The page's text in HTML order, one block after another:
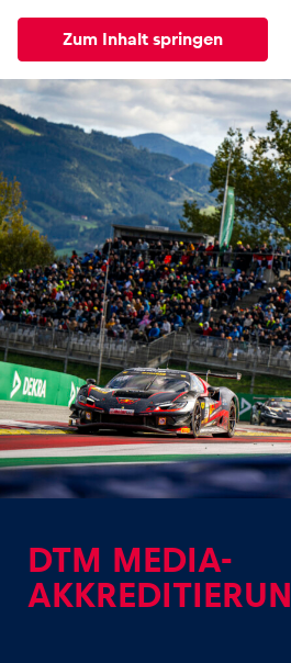
Zum Inhalt springen
Alle News Events
News
Events
DTM MEDIA-